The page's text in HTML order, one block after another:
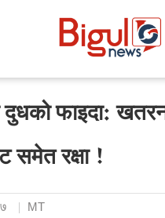
दुधको फाइदा:
समेत रक्षा !
MT